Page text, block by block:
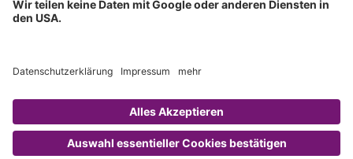
ISO 9001 Zertifikat